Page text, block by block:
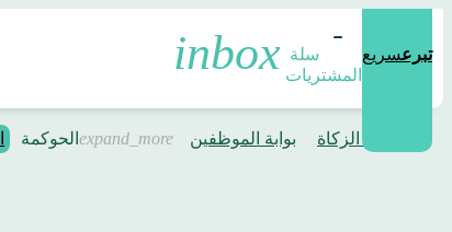
سلة
المشتريات
تبرعسريع
الحوكمة بوابة الموظفين
حاسبة الزكاة